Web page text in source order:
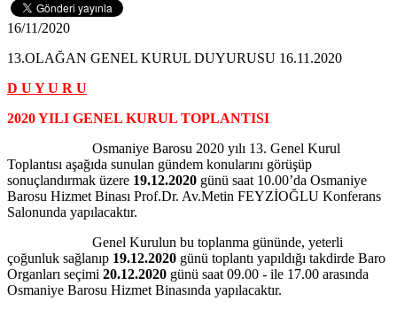
16/11/2020
13.OLAĞAN GENEL KURUL DUYURUSU 16.11.2020
D U Y U R U
2020 YILI GENEL KURUL TOPLANTISI
Osmaniye Barosu 2020 yılı 13. Genel Kurul
Toplantısı aşağıda sunulan gündem konularını görüşüp
sonuçlandırmak üzere 19.12.2020 günü saat 10.00’da Osmaniye
Barosu Hizmet Binası Prof.Dr. Av.Metin FEYZİOĞLU Konferans
Salonunda yapılacaktır.
Genel Kurulun bu toplanma gününde, yeterli
çoğunluk sağlanıp 19.12.2020 günü toplantı yapıldığı takdirde Baro
Organları seçimi 20.12.2020 günü saat 09.00 - ile 17.00 arasında
Osmaniye Barosu Hizmet Binasında yapılacaktır.